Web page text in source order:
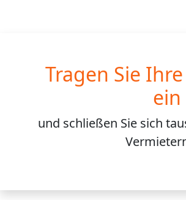
Tragen Sie
ein
und schließen Sie sich